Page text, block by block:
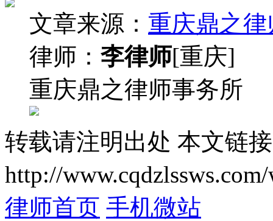
文章来源： 重庆鼎之
律师： 李律师[重庆]
重庆鼎之律师事务所
转载请注明出处 本文链
http://
律师首页 手机微站